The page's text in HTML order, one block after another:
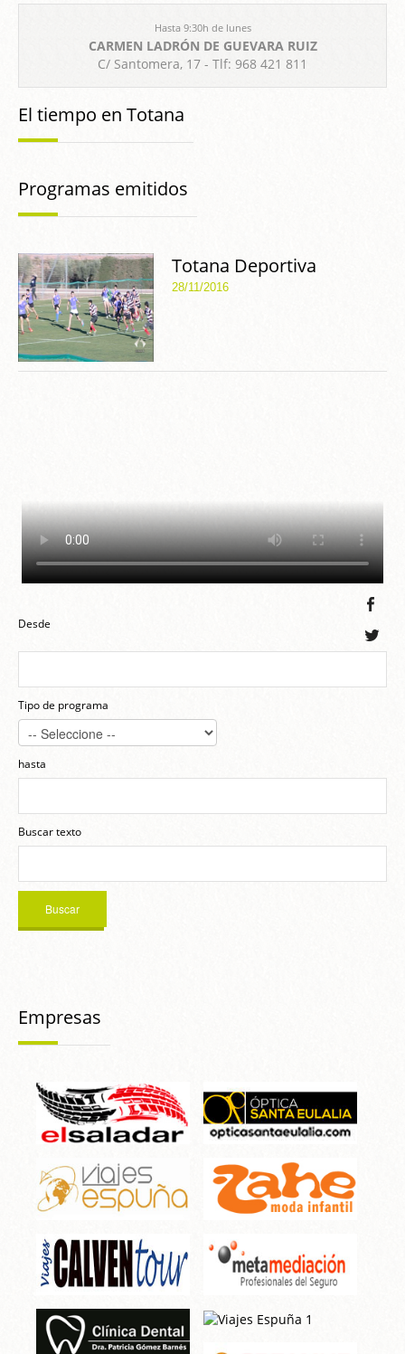
Programas emitidos
Totana Deportiva
28/11/2016
Desde
Tipo de programa
hasta
Buscar texto
Hasta 9:30h de lunes
CARMEN LADRÓN DE GUEVARA RUIZ
C/ Santomera, 17 - Tlf: 968 421 811
El tiempo en Totana
Empresas